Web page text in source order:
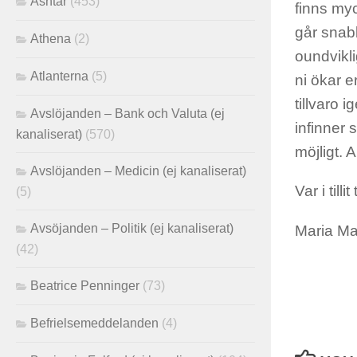
finns
går
ni ökar
tillvaro
infinner
möjligt.
Var i tillit
Maria
Athena (2)
Atlanterna (5)
Avslöjanden – Bank och Valuta (ej
kanaliserat) (570)
Avslöjanden – Medicin (ej kanaliserat)
(5)
Avsöjanden – Politik (ej kanaliserat)
(42)
Beatrice Penninger (73)
Befrielsemeddelanden (4)